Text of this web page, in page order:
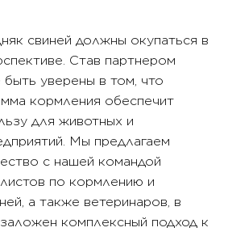
свиней должны окупаться в
Став партнером
уверены в том, что
кормления обеспечит
для животных и
Мы предлагаем
с нашей командой
по кормлению и
а также ветеринаров, в
комплексный подход к